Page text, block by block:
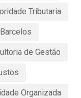
Tributaria
Barcelos
de Gestão
Organizada